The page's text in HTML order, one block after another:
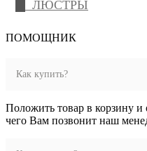
ЛЮСТРЫ
ПОМОЩНИК
Как купить?
Положить товар в корзину и
чего Вам позвонит наш